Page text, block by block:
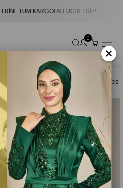
KARGOLAR ÜCRETSİZ!
0
Kuyruklu Omuzu Fırfırlı Sueda
×